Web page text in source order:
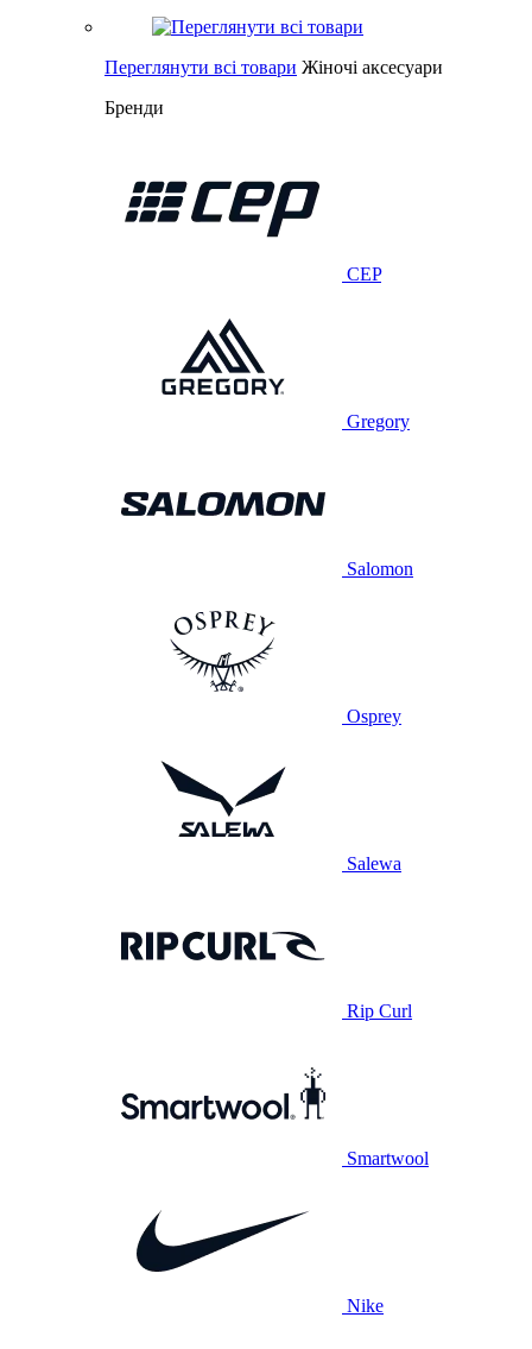
Переглянути всі товари Жіночі аксесуари
Бренди
CEP
Gregory
Salomon
Osprey
Salewa
Rip Curl
Smartwool
Nike